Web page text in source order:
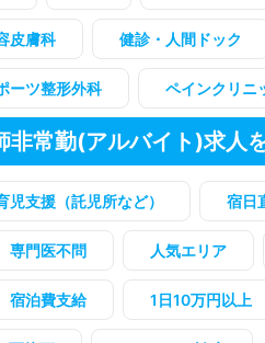
皮膚科 健診・人間ドック
ーツ整形外科 ペインクリニ
非常勤(アルバイト)求人
児支援（託児所など） 宿日
専門医不問 人気エリア
宿泊費支給 1日10万円以上